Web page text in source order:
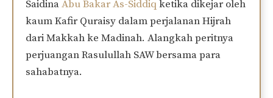
SaidinaAbu Bakar As-Siddiq ketika dikejar oleh
kaum Kafir Quraisy dalam perjalanan Hijrah
dari Makkah ke Madinah. Alangkah peritnya
perjuangan Rasulullah SAW bersama para
sahabatnya.